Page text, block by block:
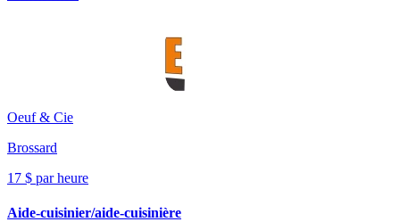
Oeuf & Cie
Brossard
17 $ par heure
Aide-cuisinier/aide-cuisinière